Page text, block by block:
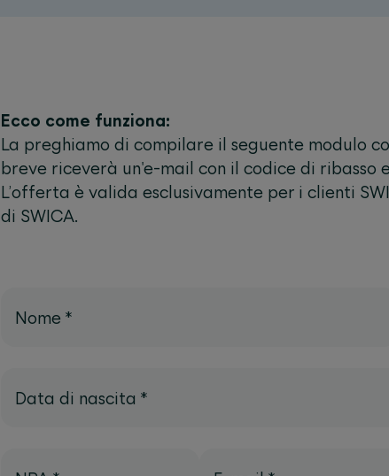
Ecco come funziona:
La preghiamo di compilare il seguente modulo
breve riceverà un'e-mail con il codice di ribasso
L’offerta è valida esclusivamente per i clienti
di SWICA.
Nome *
Data di nascita *